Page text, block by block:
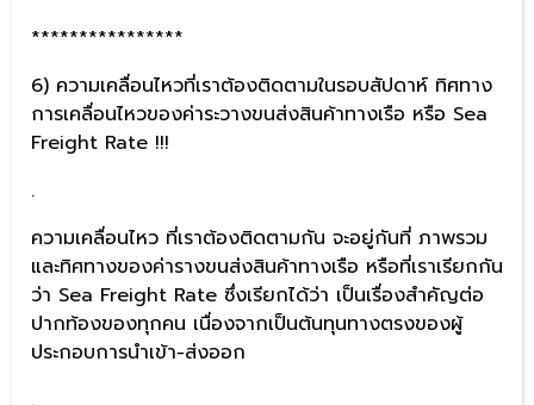
****************
6) ความเคลื่อนไหวที่เราต้องติดตามในรอบสัปดาห์ ทิศทาง
การเคลื่อนไหวของค่าระวางขนส่งสินค้าทางเรือ หรือ Sea
Freight Rate !!!
.
ความเคลื่อนไหว ที่เราต้องติดตามกัน จะอยู่กันที่ ภาพรวม
และทิศทางของค่ารางขนส่งสินค้าทางเรือ หรือที่เราเรียกกัน
ว่า Sea Freight Rate ซึ่งเรียกได้ว่า เป็นเรื่องสำคัญต่อ
ปากท้องของทุกคน เนื่องจากเป็นต้นทุนทางตรงของผู้
ประกอบการนำเข้า-ส่งออก